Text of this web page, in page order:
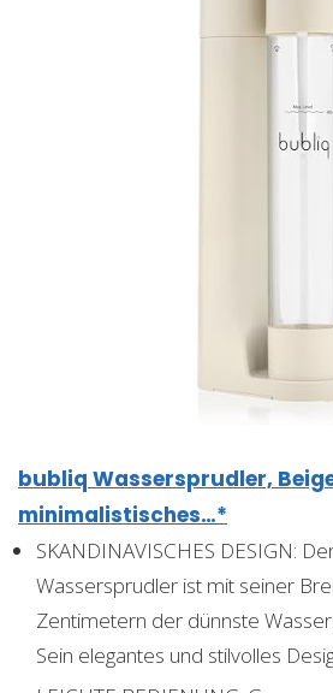
bubliq Wassersprudler,
minimalistisches…*
SKANDINAVISCHES DESIGN:
Wassersprudler ist mit seiner
Zentimetern der dünnste
Sein elegantes und stilvolles